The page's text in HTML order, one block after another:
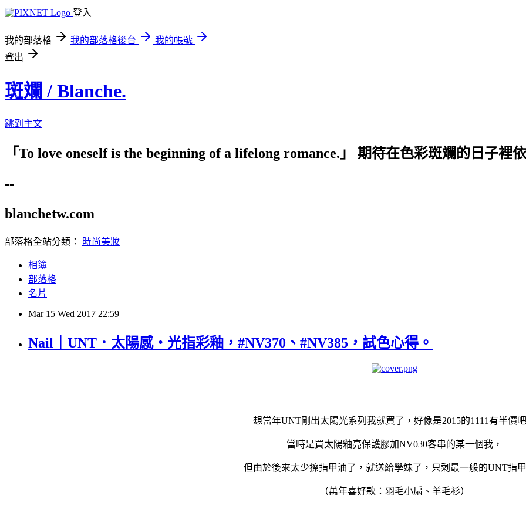
登入
我的部落格 我的部落格後台
我的帳號
登出
斑斕 / Blanche.
跳到主文
「To love oneself is the beginning of a lifelong romance.」 期待在色彩斑斕的日子裡
--
blanchetw.com
部落格全站分類： 時尚美妝
相簿
部落格
名片
Mar 15 Wed 2017 22:59
Nail｜UNT．太陽感‧光指彩釉，#NV370、#NV385，試色心得。
想當年UNT剛出太陽光系列我就買了，好像是2015的1111有半價
當時是買太陽釉亮保護膠加NV030客串的某一個我，
但由於後來太少擦指甲油了，就送給學妹了，只剩最一般的UNT指甲
（萬年喜好款：羽毛小扇、羊毛衫）